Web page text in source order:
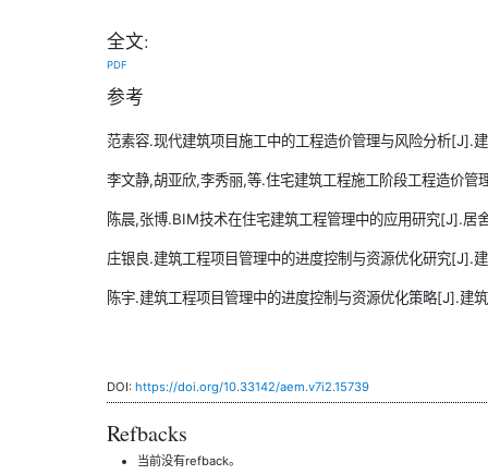
全文:
PDF
参考
范素容.现代建筑项目施工中的工程造价管理与风险分析[J].
李文静,胡亚欣,李秀丽,等.住宅建筑工程施工阶段工程造价
陈晨,张博.BIM技术在住宅建筑工程管理中的应用研究[J].
庄银良.建筑工程项目管理中的进度控制与资源优化研究[J].
陈宇.建筑工程项目管理中的进度控制与资源优化策略[J].建
DOI: https://doi.org/10.33142/aem.v7i2.15739
Refbacks
当前没有refback。